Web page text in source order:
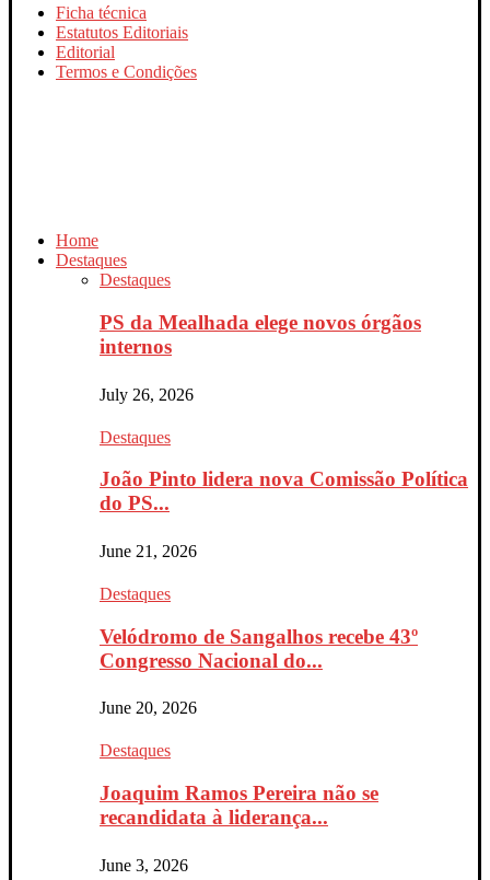
Ficha técnica
Estatutos Editoriais
Editorial
Termos e Condições
Home
Destaques
Destaques
PS da Mealhada elege novos órgãos
internos
July 26, 2026
Destaques
João Pinto lidera nova Comissão Política
do PS...
June 21, 2026
Destaques
Velódromo de Sangalhos recebe 43º
Congresso Nacional do...
June 20, 2026
Destaques
Joaquim Ramos Pereira não se
recandidata à liderança...
June 3, 2026